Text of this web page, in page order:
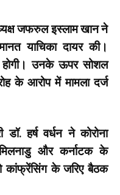
जफरुल इस्लाम खान ने
याचिका दायर की।
होगी। उनके ऊपर सोशल
के आरोप में मामला दर्ज
हर्ष वर्धन ने कोरोना
और कर्नाटक के
कांफ्रेंसिंग के जरिए बैठक